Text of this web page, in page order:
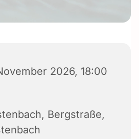
2026, 18:00
Bergstraße,